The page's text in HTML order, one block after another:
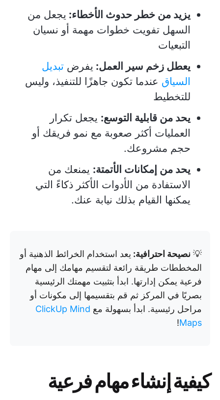
يزيد من خطر حدوث الأخطاء: يجعل من
السهل تفويت خطوات مهمة أو نسيان
التبعيات
يعطل زخم سير العمل: يفرض تبديل
السياق عندما تكون جاهزًا للتنفيذ، وليس
للتخطيط
يحد من قابلية التوسع: يجعل تكرار
العمليات أكثر صعوبة مع نمو فريقك أو
حجم مشروعك.
يحد من إمكانات الأتمتة: يمنعك من
الاستفادة من الأدوات الأكثر ذكاءً التي
يمكنها القيام بذلك نيابة عنك.
💡 نصيحة احترافية: يعد استخدام الخرائط الذهنية أو
المخططات طريقة رائعة لتقسيم مهامك إلى مهام
فرعية يمكن إدارتها. ابدأ بتثبيت مهمتك الرئيسية
بصريًا في المركز ثم قم بتقسيمها إلى مكونات أو
مراحل رئيسية. ابدأ بسهولة مع ClickUp Mind
Maps
!
كيفية إنشاء مهام فرعية